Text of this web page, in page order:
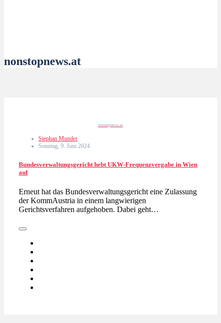
nonstopnews.at
nonstopnews.at
Stephan Munder
Sonntag, 9. Juni 2024
Bundesverwaltungsgericht hebt UKW-Frequenzvergabe in Wien
auf
Erneut hat das Bundesverwaltungsgericht eine Zulassung
der KommAustria in einem langwierigen
Gerichtsverfahren aufgehoben. Dabei geht…